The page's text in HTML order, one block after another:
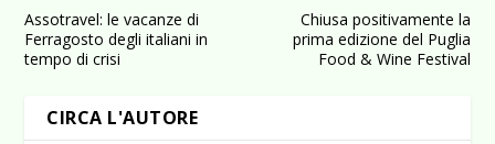
Assotravel: le vacanze di
Ferragosto degli italiani in
tempo di crisi
Chiusa positivamente la
prima edizione del Puglia
Food & Wine Festival
CIRCA L'AUTORE